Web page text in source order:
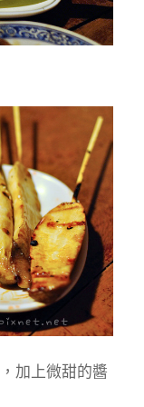
加上微甜的醬